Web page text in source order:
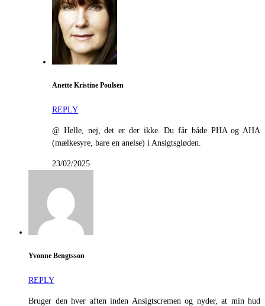
Anette Kristine Poulsen
REPLY
@ Helle, nej, det er der ikke. Du får både PHA og AHA
(mælkesyre, bare en anelse) i Ansigtsgløden.
23/02/2025
Yvonne Bengtsson
REPLY
Bruger den hver aften inden Ansigtscremen og nyder, at min hud